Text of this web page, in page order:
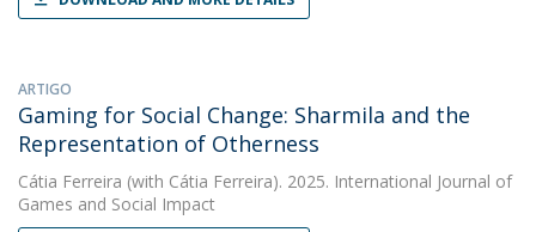
ARTIGO
Gaming for Social Change: Sharmila and the
Representation of Otherness
Cátia Ferreira (with Cátia Ferreira). 2025. International Journal of
Games and Social Impact